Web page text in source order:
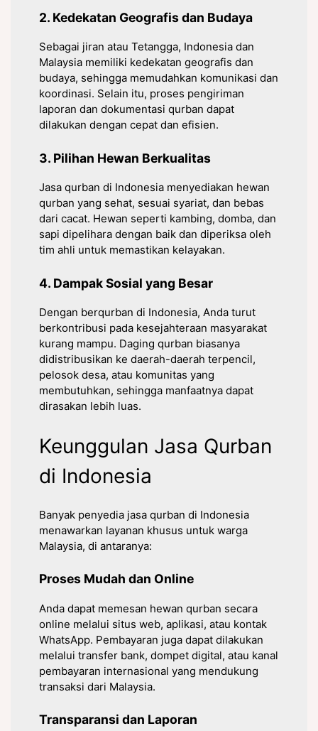
2. Kedekatan Geografis dan Budaya
Sebagai jiran atau Tetangga, Indonesia dan
Malaysia memiliki kedekatan geografis dan
budaya, sehingga memudahkan komunikasi dan
koordinasi. Selain itu, proses pengiriman
laporan dan dokumentasi qurban dapat
dilakukan dengan cepat dan efisien.
3. Pilihan Hewan Berkualitas
Jasa qurban di Indonesia menyediakan hewan
qurban yang sehat, sesuai syariat, dan bebas
dari cacat. Hewan seperti kambing, domba, dan
sapi dipelihara dengan baik dan diperiksa oleh
tim ahli untuk memastikan kelayakan.
4. Dampak Sosial yang Besar
Dengan berqurban di Indonesia, Anda turut
berkontribusi pada kesejahteraan masyarakat
kurang mampu. Daging qurban biasanya
didistribusikan ke daerah-daerah terpencil,
pelosok desa, atau komunitas yang
membutuhkan, sehingga manfaatnya dapat
dirasakan lebih luas.
Keunggulan Jasa Qurban
di Indonesia
Banyak penyedia jasa qurban di Indonesia
menawarkan layanan khusus untuk warga
Malaysia, di antaranya:
Proses Mudah dan Online
Anda dapat memesan hewan qurban secara
online melalui situs web, aplikasi, atau kontak
WhatsApp. Pembayaran juga dapat dilakukan
melalui transfer bank, dompet digital, atau kanal
pembayaran internasional yang mendukung
transaksi dari Malaysia.
Transparansi dan Laporan